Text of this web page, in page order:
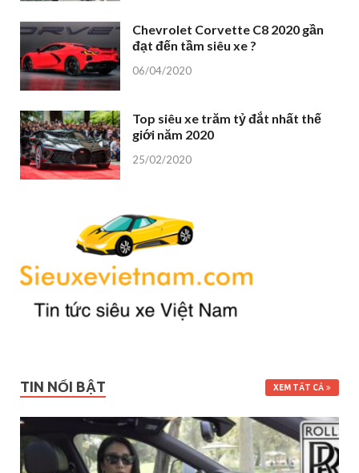
Chevrolet Corvette C8 2020 gần
đạt đến tầm siêu xe ?
06/04/2020
Top siêu xe trăm tỷ đắt nhất thế
giới năm 2020
25/02/2020
TIN NỔI BẬT XEM TẤT CẢ